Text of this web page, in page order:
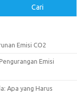
Cari
Emisi CO2
Emisi
Apa yang Harus